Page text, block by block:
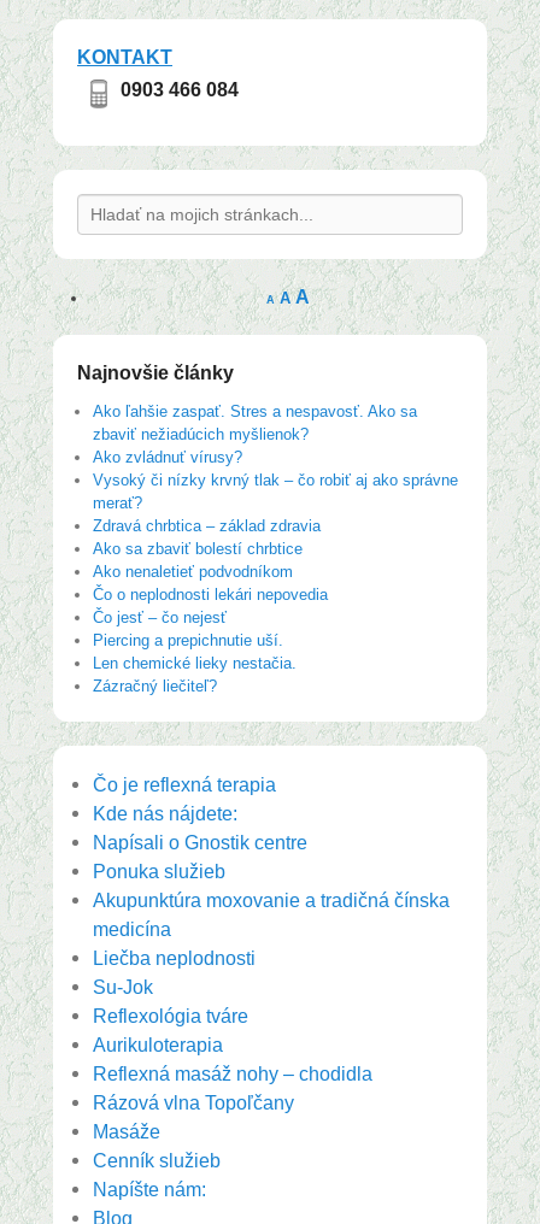
KONTAKT
0903 466 084
Search
A A A
Najnovšie články
Ako ľahšie zaspať. Stres a nespavosť. Ako sa
zbaviť nežiadúcich myšlienok?
Ako zvládnuť vírusy?
Vysoký či nízky krvný tlak – čo robiť aj ako správne
merať?
Zdravá chrbtica – základ zdravia
Ako sa zbaviť bolestí chrbtice
Ako nenaletieť podvodníkom
Čo o neplodnosti lekári nepovedia
Čo jesť – čo nejesť
Piercing a prepichnutie uší.
Len chemické lieky nestačia.
Zázračný liečiteľ?
Čo je reflexná terapia
Kde nás nájdete:
Napísali o Gnostik centre
Ponuka služieb
Akupunktúra moxovanie a tradičná čínska
medicína
Liečba neplodnosti
Su-Jok
Reflexológia tváre
Aurikuloterapia
Reflexná masáž nohy – chodidla
Rázová vlna Topoľčany
Masáže
Cenník služieb
Napíšte nám:
Blog